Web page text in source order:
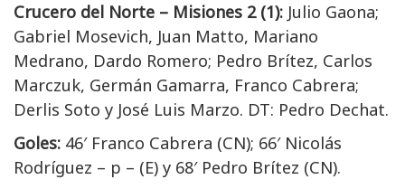
Crucero del Norte – Misiones 2 (1): Julio Gaona;
Gabriel Mosevich, Juan Matto, Mariano
Medrano, Dardo Romero; Pedro Brítez, Carlos
Marczuk, Germán Gamarra, Franco Cabrera;
Derlis Soto y José Luis Marzo. DT: Pedro Dechat.
Goles: 46′ Franco Cabrera (CN); 66′ Nicolás
Rodríguez – p – (E) y 68′ Pedro Brítez (CN).